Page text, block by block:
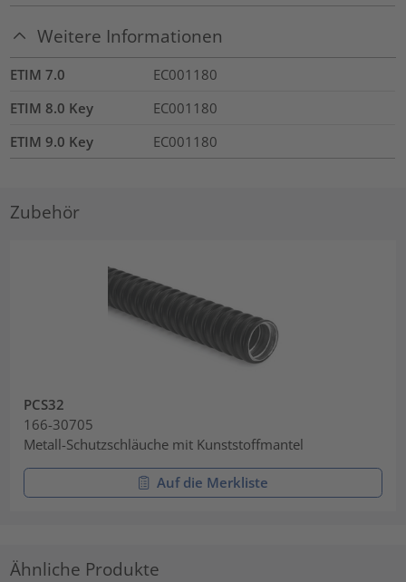
Weitere Informationen
ETIM 7.0
EC001180
ETIM 8.0 Key
EC001180
ETIM 9.0 Key
EC001180
Zubehör
PCS32
166-30705
Metall-Schutzschläuche mit Kunststoffmantel
Auf die Merkliste
Ähnliche Produkte